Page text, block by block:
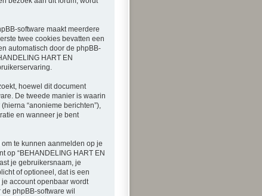
software maakt meerdere
twee cookies bevatten een
automatisch door de phpBB-
HART EN
hoewel dit document
De tweede manier is waarin
“anonieme berichten”),
en wanneer je bent
te kunnen aanmelden op je
op “BEHANDELING HART EN
je gebruikersnaam, je
of optioneel, dat is een
je account openbaar wordt
phpBB-software wil